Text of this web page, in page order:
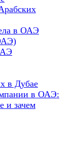
в ОАЭ
в Дубае
в ОАЭ:
и зачем